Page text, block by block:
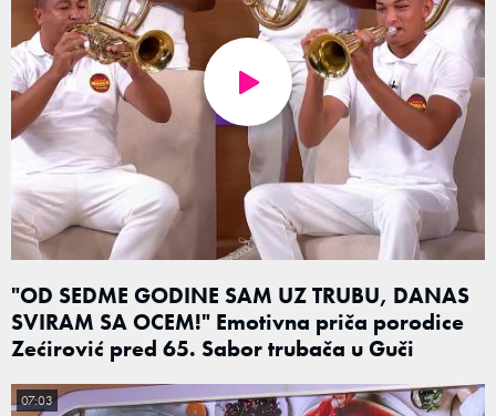
"OD SEDME GODINE SAM UZ TRUBU, DANAS
SVIRAM SA OCEM!" Emotivna priča porodice
Zećirović pred 65. Sabor trubača u Guči
07:03